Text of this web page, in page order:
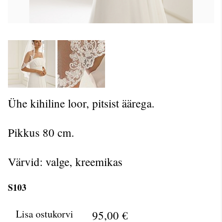
Ühe kihiline loor, pitsist äärega.
Pikkus 80 cm.
Värvid: valge, kreemikas
S103
Lisa ostukorvi 95,00 €